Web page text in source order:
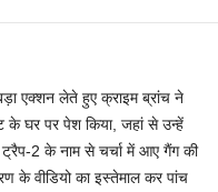
एक्शन लेते हुए क्राइम ब्रांच ने
के घर पर पेश किया, जहां से उन्हें
2 के नाम से चर्चा में आए गैंग की
के वीडियो का इस्तेमाल कर पांच